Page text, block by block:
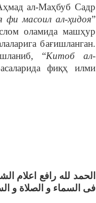
ал-Маҳбуб Садр
фи масоил ал-ҳидоя”
оламида машҳур
бағишланган.
“Китоб ал-
фиқҳ илми
الحمد لله رافع اعلام
فى السماء و الصلاة و